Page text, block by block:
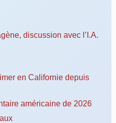
discussion avec l’I.A.
en Californie depuis
américaine de 2026